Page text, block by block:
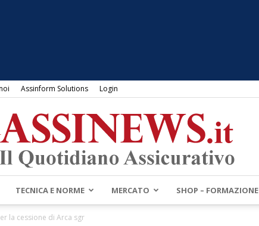
Assinform Solutions Login
Assinews.it
TECNICA E NORME MERCATO SHOP – FORMAZIONE
la cessione di Arca sgr